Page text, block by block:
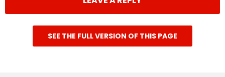
SEE THE FULL VERSION OF THIS PAGE